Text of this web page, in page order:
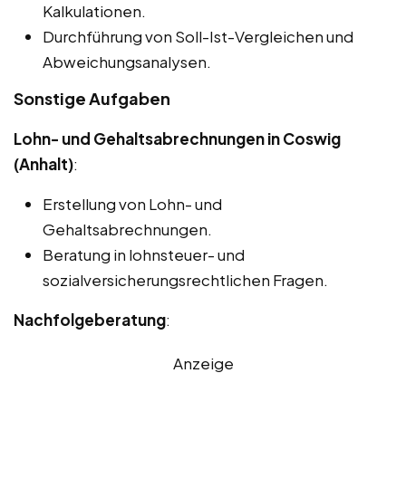
Kalkulationen.
Durchführung von Soll-Ist-Vergleichen und
Abweichungsanalysen.
Sonstige Aufgaben
Lohn- und Gehaltsabrechnungen in Coswig
(Anhalt):
Erstellung von Lohn- und
Gehaltsabrechnungen.
Beratung in lohnsteuer- und
sozialversicherungsrechtlichen Fragen.
Nachfolgeberatung:
Anzeige